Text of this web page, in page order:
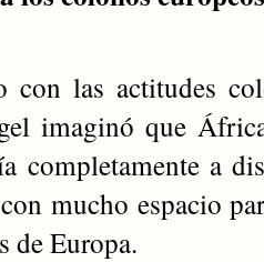
con las actitudes
imaginó que
completamente a
mucho espacio
de Europa.